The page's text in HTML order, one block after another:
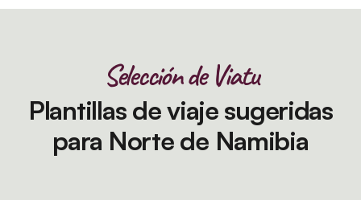
Selección de Viatu
Plantillas de viaje sugeridas
para Norte de Namibia